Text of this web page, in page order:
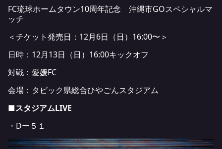
FC琉球ホームタウン10周年記念 沖縄市GOスペシャルマ
ッチ
＜チケット発売日：12月6日（日）16:00〜＞
日時：12月13日（日）16:00キックオフ
対戦：愛媛FC
会場：タピック県総合ひやごんスタジアム
■スタジアムLIVE
・Dー５１